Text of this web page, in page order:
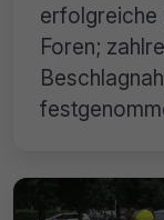
erfolgreiche
Foren;